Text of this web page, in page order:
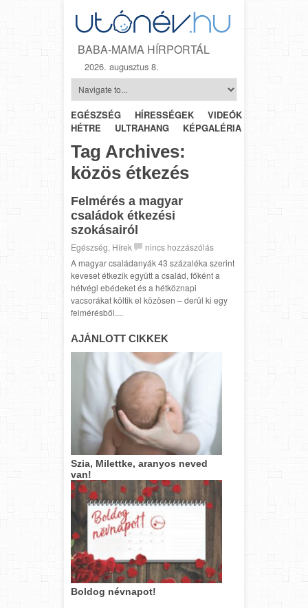
BABA-MAMA HÍRPORTÁL
2026. augusztus 8.
EGÉSZSÉG HÍRESSÉGEK VIDEÓK
HÉTRŐL-
HÉTRE
ULTRAHANG KÉPGALÉRIA
Tag Archives:
közös étkezés
Felmérés a magyar
családok étkezési
szokásairól
Egészség, Hírek
nincs hozzászólás
A magyar családanyák 43 százaléka szerint
keveset étkezik együtt a család, főként a
hétvégi ebédeket és a hétköznapi
vacsorákat költik el közösen – derül ki egy
felmérésből....
AJÁNLOTT CIKKEK
Szia, Milettke, aranyos neved
van!
Boldog névnapot!